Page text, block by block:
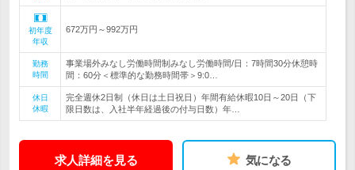
初年度
年収
672万円～992万円
勤務
時間
事業場外みなし労働時間制みなし労働時間/日：7時間30分休憩時
間：60分＜標準的な勤務時間帯＞9:0…
休日
休暇
完全週休2日制（休日は土日祝日）年間有給休暇10日～20日（下
限日数は、入社半年経過後の付与日数）年…
求人詳細を見る 気になる